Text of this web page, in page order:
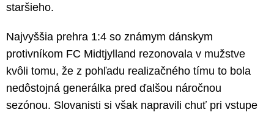
staršieho.
Najvyššia prehra 1:4 so známym dánskym
protivníkom FC Midtjylland rezonovala v mužstve
kvôli tomu, že z pohľadu realizačného tímu to bola
nedôstojná generálka pred ďalšou náročnou
sezónou. Slovanisti si však napravili chuť pri vstupe